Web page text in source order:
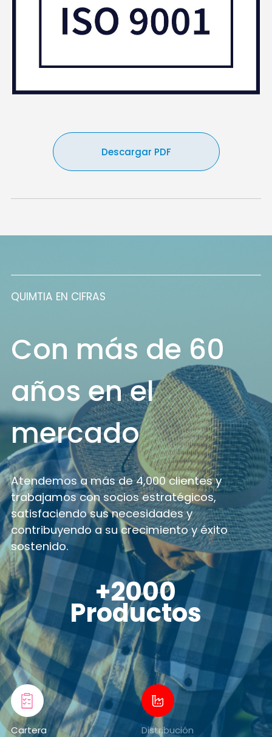
Descargar PDF
QUIMTIA EN CIFRAS
Con más de 60
años en el
mercado
Atendemos a más de 4,000 clientes y
trabajamos con socios estratégicos,
satisfaciendo sus necesidades y
contribuyendo a su crecimiento y éxito
sostenido.
+2000
Productos
Cartera Distribución